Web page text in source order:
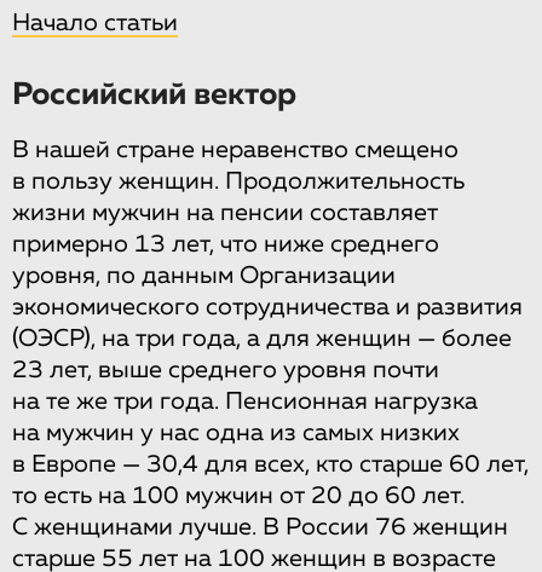
Начало статьи
Российский вектор
В нашей стране неравенство смещено
в пользу женщин. Продолжительность
жизни мужчин на пенсии составляет
примерно 13 лет, что ниже среднего
уровня, по данным Организации
экономического сотрудничества и развития
(ОЭСР), на три года, а для женщин — более
23 лет, выше среднего уровня почти
на те же три года. Пенсионная нагрузка
на мужчин у нас одна из самых низких
в Европе — 30,4 для всех, кто старше 60 лет,
то есть на 100 мужчин от 20 до 60 лет.
С женщинами лучше. В России 76 женщин
старше 55 лет на 100 женщин в возрасте